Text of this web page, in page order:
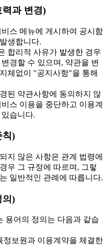
과 변경)
스 메뉴에 게시하여 공시함
생합니다.
합리적 사유가 발생한 경우
경할 수 있으며, 약관을 변
체없이 "공지사항"을 통해
된 약관사항에 동의하지 않
스 이용을 중단하고 이용계
습니다.
칙)
지 않은 사항은 관계 법령에
우 그 규정에 따르며, 그렇
일반적인 관례에 따릅니다.
의)
용어의 정의는 다음과 같습
보원과 이용계약을 체결한